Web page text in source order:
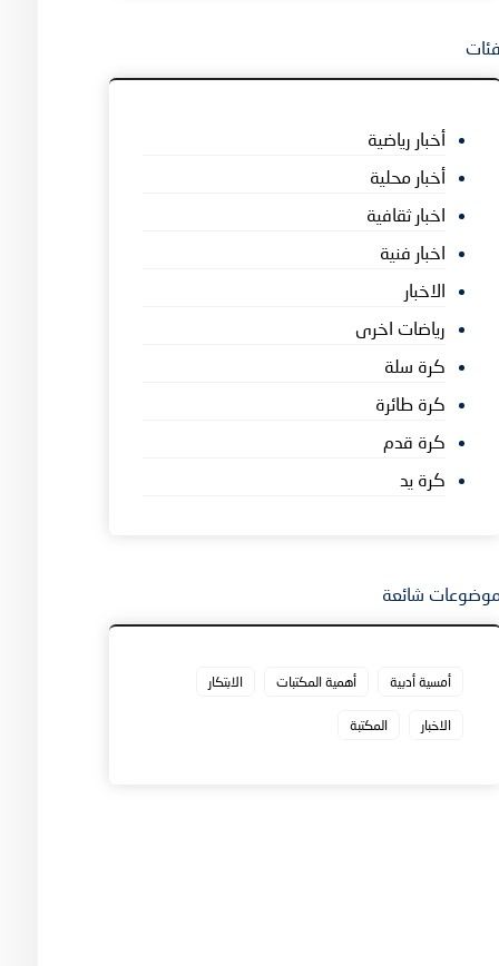
أخبار رياضية
أخبار محلية
اخبار ثقافية
اخبار فنية
الاخبار
رياضات اخرى
كرة سلة
كرة طائرة
كرة قدم
كرة يد
شائعة
أمسية أدبية أهمية المكتبات الابتكار
الاخبار المكتبة